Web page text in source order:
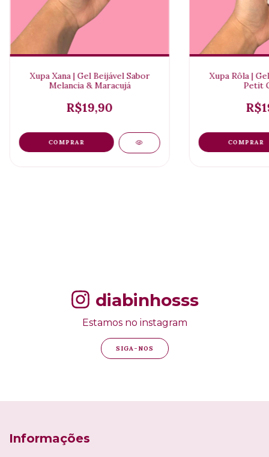
Xupa Xana | Gel Beijável Sabor
Melancia & Maracujá
R$19,90
Xupa Rôla |
Petit
diabinhosss
Estamos no instagram
SIGA-NOS
Informações